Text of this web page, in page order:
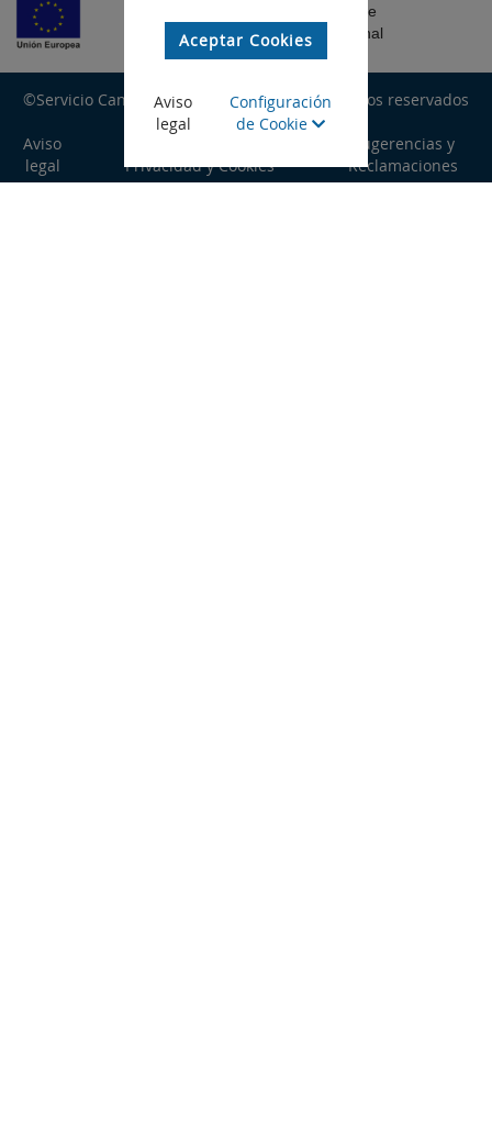
Fondo Europeo de
Desarrollo Regional
©Servicio Canario de Empleo, todos los derechos reservados
Aviso
legal
Privacidad y Cookies
Sugerencias y
Reclamaciones
Aceptar Cookies
Aviso
legal
Configuración
de Cookie